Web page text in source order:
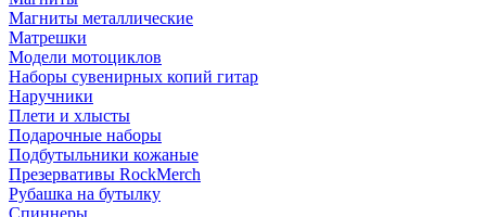
Магниты металлические
Матрешки
Модели мотоциклов
Наборы сувенирных копий гитар
Наручники
Плети и хлысты
Подарочные наборы
Подбутыльники кожаные
Презервативы RockMerch
Рубашка на бутылку
Спиннеры